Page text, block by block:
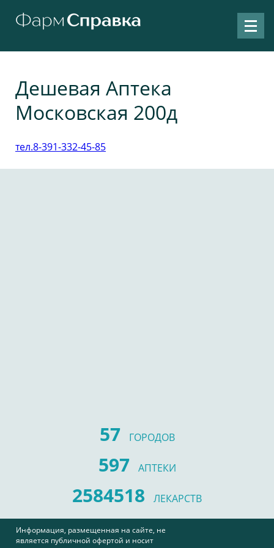
Дешевая Аптека
Московская 200д
тел.8-391-332-45-85
57 ГОРОДОВ
597 АПТЕКИ
2584518 ЛЕКАРСТВ
Информация, размещенная на сайте, не
является публичной офертой и носит